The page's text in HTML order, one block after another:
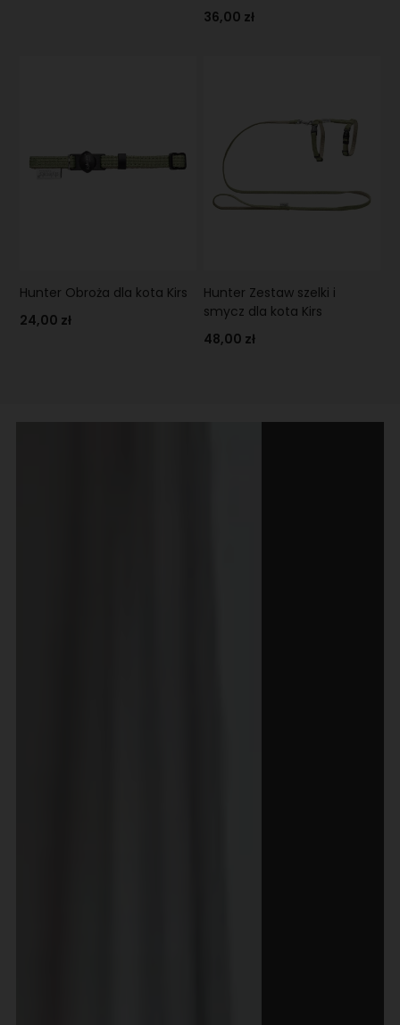
36,00 zł
Hunter Obroża dla kota Kirs
24,00 zł
Hunter Zestaw szelki i
smycz dla kota Kirs
48,00 zł